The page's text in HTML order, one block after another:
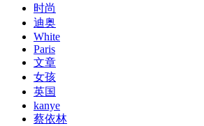
时尚
迪奥
White
Paris
文章
女孩
英国
kanye
蔡依林